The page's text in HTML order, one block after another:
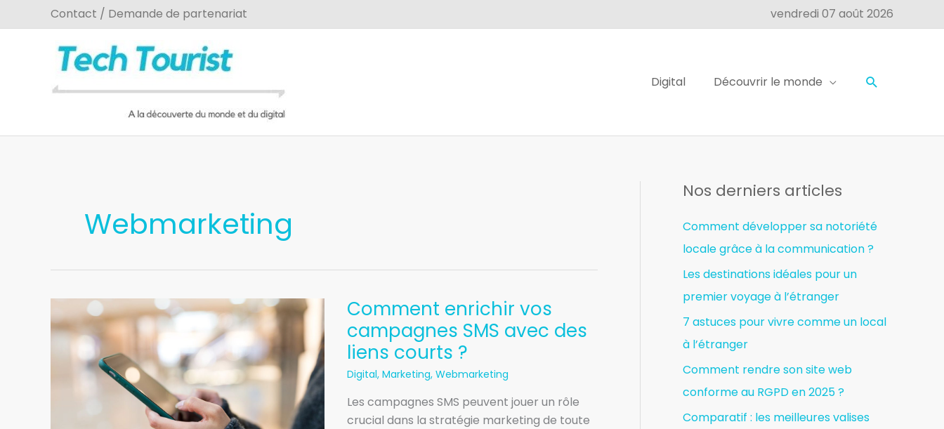
au
Contact / Demande de partenariat vendredi 07 août 2026
Digital Découvrir le monde
Webmarketing
Comment enrichir vos
campagnes SMS avec des
liens courts ?
Digital, Marketing, Webmarketing
Les campagnes SMS peuvent jouer un rôle
crucial dans la stratégie marketing de toute
Comment
enrichir
vos
campagnes
SMS
avec
des
liens
?
Nos derniers articles
Comment développer sa notoriété
locale grâce à la communication ?
Les destinations idéales pour un
premier voyage à l’étranger
7 astuces pour vivre comme un local
à l’étranger
Comment rendre son site web
conforme au RGPD en 2025 ?
Comparatif : les meilleures valises